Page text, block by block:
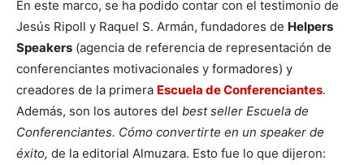
En este marco, se ha podido contar con el testimonio de
Jesús Ripoll y Raquel S. Armán, fundadores de Helpers
Speakers (agencia de referencia de representación de
conferenciantes motivacionales y formadores) y
creadores de la primera Escuela de Conferenciantes.
Además, son los autores del best seller Escuela de
Conferenciantes. Cómo convertirte en un speaker de
éxito, de la editorial Almuzara. Esto fue lo que dijeron: